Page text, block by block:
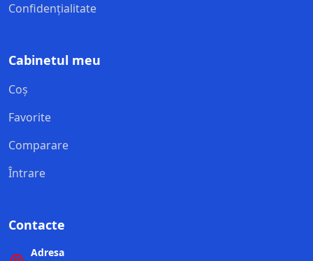
Confidențialitate
Cabinetul meu
Coș
Favorite
Comparare
Întrare
Contacte
Adresa